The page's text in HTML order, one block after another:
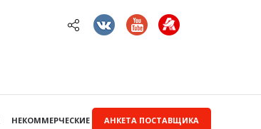
АНКЕТА ПОСТАВЩИКА
НЕКОММЕРЧЕСКИЕ ЗАКУПКИ